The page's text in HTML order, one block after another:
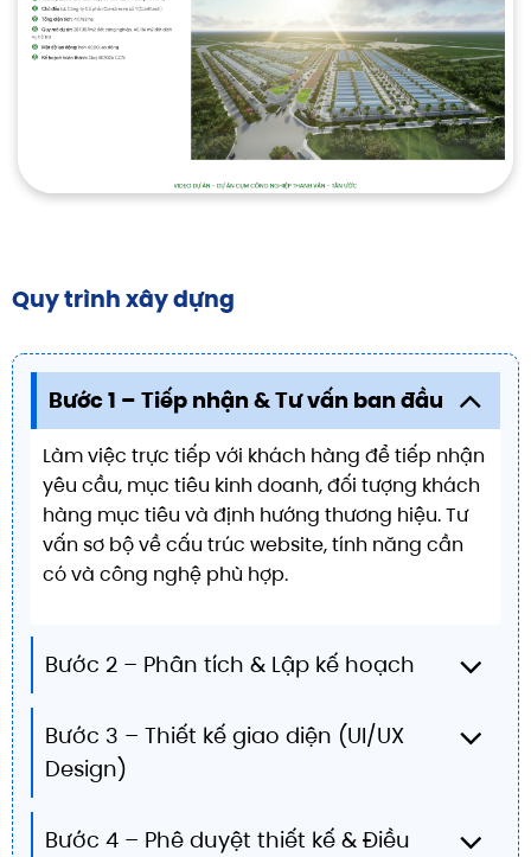
Quy trình xây dựng
Bước 1 – Tiếp nhận & Tư vấn ban đầu
Làm việc trực tiếp với khách hàng để tiếp nhận
yêu cầu, mục tiêu kinh doanh, đối tượng khách
hàng mục tiêu và định hướng thương hiệu. Tư
vấn sơ bộ về cấu trúc website, tính năng cần
có và công nghệ phù hợp.
Bước 2 – Phân tích & Lập kế hoạch
Bước 3 – Thiết kế giao diện (UI/UX
Design)
Bước 4 – Phê duyệt thiết kế & Điều